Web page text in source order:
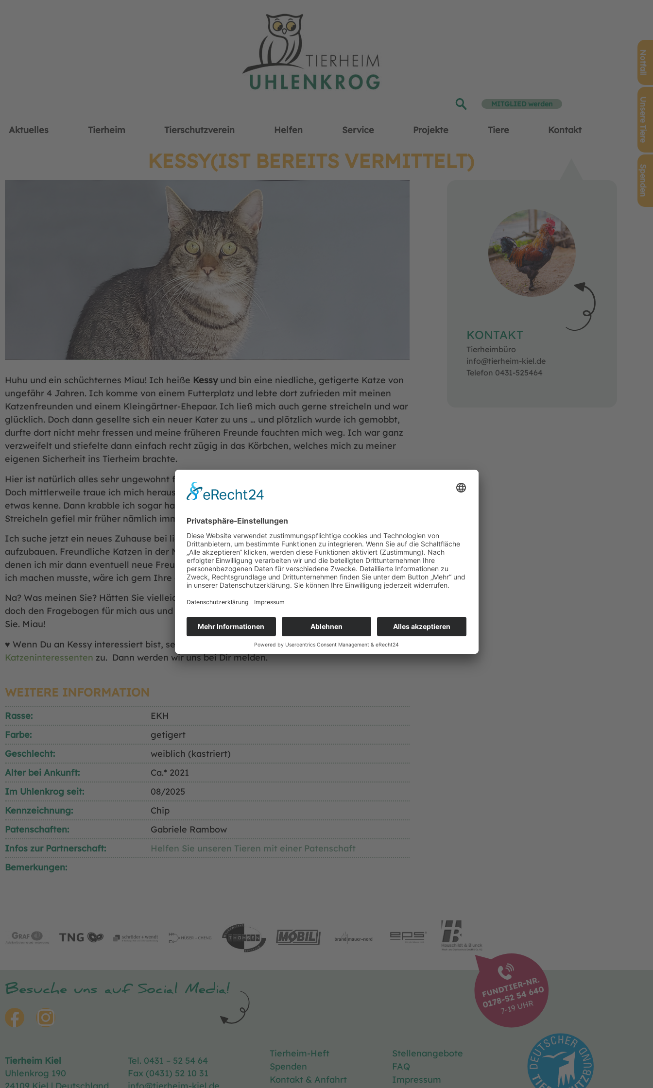
Notfall
Unsere Tiere
Spenden
MITGLIED werden
Aktuelles Tierheim Tierschutzverein Helfen Service Projekte Tiere Kontakt
KESSY(IST BEREITS VERMITTELT)
Huhu und ein schüchternes Miau! Ich heiße Kessyund bin eine niedliche, getigerte Katze von
ungefähr 4 Jahren. Ich komme von einem Futterplatz und lebte dort zufrieden mit meinen
Katzenfreunden und einem Kleingärtner-Ehepaar. Ich ließ mich auch gerne streicheln und war
glücklich. Doch dann gesellte sich ein neuer Kater zu uns … und plötzlich wurde ich gemobbt,
durfte dort nicht mehr fressen und meine früheren Freunde fauchten mich weg. Ich war ganz
verzweifelt und stiefelte dann einfach recht zügig in das Körbchen, welches mich zu meiner
eigenen Sicherheit ins Tierheim brachte.
Hier ist natürlich alles sehr ungewohnt für mich und anfänglich habe ich mich nur versteckt.
Doch mittlerweile traue ich mich heraus und lass mich streicheln, wenn ich die Leute schon
etwas kenne. Dann krabble ich sogar halb auf deren Schoß und schnurre tretelnd vor Freude.
Streicheln gefiel mir früher nämlich immer besonders gut! Miau!
Ich suche jetzt ein neues Zuhause bei lieben Menschen, die mir Zeit geben, Vertrauen
aufzubauen. Freundliche Katzen in der Nachbarschaft könnten mir vermutlich gefallen, unter
denen ich mir dann eventuell neue Freunde aussuchen könnte. Doch nach der Erfahrung, die
ich machen musste, wäre ich gern Ihre einzige Katze. Miau!
Na? Was meinen Sie? Hätten Sie vielleicht Lust, mich kennenzulernen? Ja? Dann füllen Sie
doch den Fragebogen für mich aus und lernen mich kennen. Ich bin schon sehr gespannt auf
Sie. Miau!
♥ Wenn Du an Kessy interessiert bist, sende uns gerne den ausgefülltenFragebogen für
Katzeninteressenten zu. Dann werden wir uns bei Dir melden.
WEITERE INFORMATION
Rasse:
EKH
Farbe:
getigert
Geschlecht:
weiblich (kastriert)
Alter bei Ankunft:
Ca.* 2021
Im Uhlenkrog seit:
08/2025
Kennzeichnung:
Chip
Patenschaften:
Gabriele Rambow
Infos zur Partnerschaft:
Helfen Sie unseren Tieren mit einer Patenschaft
Bemerkungen:
KONTAKT
Tierheimbüro
info@tierheim-kiel.de
Telefon 0431-525464
Besuche uns auf Social Media!
Tierheim Kiel
Uhlenkrog 190
Tel. 0431 – 52 54 64
Fax (0431) 52 10 31
Tierheim-Heft
Spenden
Kontakt & Anfahrt
Stellenangebote
FAQ
Impressum